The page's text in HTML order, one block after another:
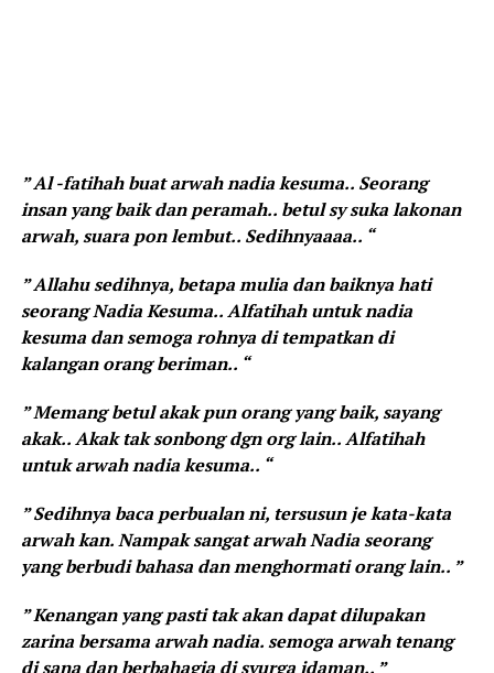
” Al -fatihah buat arwah nadia kesuma.. Seorang
insan yang baik dan peramah.. betul sy suka lakonan
arwah, suara pon lembut.. Sedihnyaaaa.. “
” Allahu sedihnya, betapa mulia dan baiknya hati
seorang Nadia Kesuma.. Alfatihah untuk nadia
kesuma dan semoga rohnya di tempatkan di
kalangan orang beriman.. “
” Memang betul akak pun orang yang baik, sayang
akak.. Akak tak sonbong dgn org lain.. Alfatihah
untuk arwah nadia kesuma.. “
” Sedihnya baca perbualan ni, tersusun je kata-kata
arwah kan. Nampak sangat arwah Nadia seorang
yang berbudi bahasa dan menghormati orang lain.. ”
” Kenangan yang pasti tak akan dapat dilupakan
zarina bersama arwah nadia. semoga arwah tenang
di sana dan berbahagia di syurga idaman.. ”